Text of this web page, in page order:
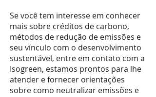
Se você tem interesse em conhecer
mais sobre créditos de carbono,
métodos de redução de emissões e
seu vínculo com o desenvolvimento
sustentável, entre em contato com a
Isogreen, estamos prontos para lhe
atender e fornecer orientações
sobre como neutralizar emissões e